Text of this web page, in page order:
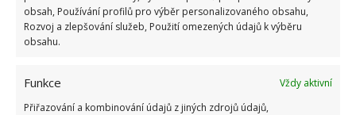
obsah, Používání profilů pro výběr personalizovaného obsahu,
Rozvoj a zlepšování služeb, Použití omezených údajů k výběru
obsahu.
Funkce
Vždy aktivní
Přiřazování a kombinování údajů z jiných zdrojů údajů,